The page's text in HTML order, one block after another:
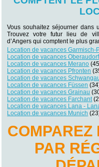
Vous souhaitez séjourner dans
Trouvez votre futur lieu de
d’Angers qui comptent le plus
Location de vacances Garmisch-
Location de vacances Oberaudorf
Location de vacances Merano
Location de vacances Pfronten
Location de vacances
Location de vacances Füssen
Location de vacances Grainau
Location de vacances Farchant
Location de vacances Lana -
Location de vacances Munich
COMPAREZ
PAR